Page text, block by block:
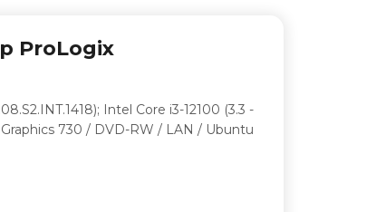
ProLogix
Intel Core i3-12100 (3.3 -
730 / DVD-RW / LAN / Ubuntu